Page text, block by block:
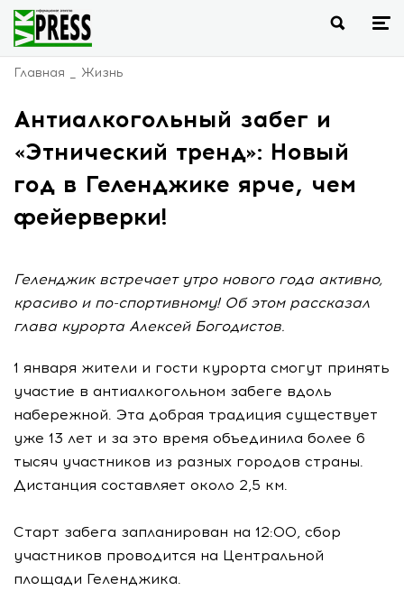
Главная Жизнь
Антиалкогольный забег и
«Этнический тренд»: Новый
год в Геленджике ярче, чем
фейерверки!
Геленджик встречает утро нового года активно,
красиво и по-спортивному! Об этом рассказал
глава курорта Алексей Богодистов.
1 января жители и гости курорта смогут принять
участие в антиалкогольном забеге вдоль
набережной. Эта добрая традиция существует
уже 13 лет и за это время объединила более 6
тысяч участников из разных городов страны.
Дистанция составляет около 2,5 км.
Старт забега запланирован на 12:00, сбор
участников проводится на Центральной
площади Геленджика.